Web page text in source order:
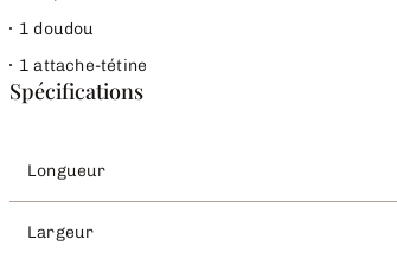
1 doudou
1 attache-tétine
Spécifications
Longueur
Largeur